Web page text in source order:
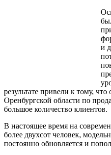
и
результате привели к тому,
Оренбургской области по
большое количество клиентов.
В настоящее время на
более двухсот человек,
постоянно обновляется и